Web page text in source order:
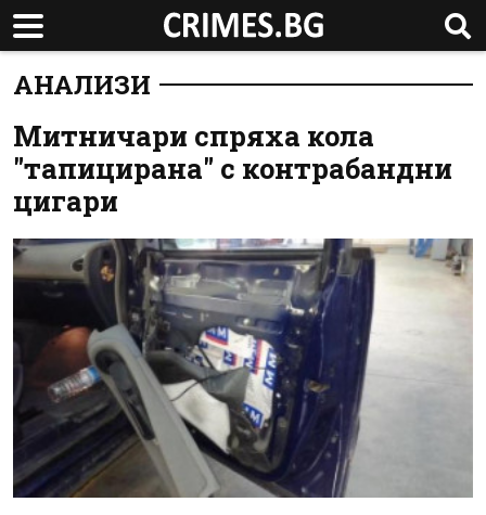
АНАЛИЗИ
Митничари спряха кола
"тапицирана" с контрабандни
цигари